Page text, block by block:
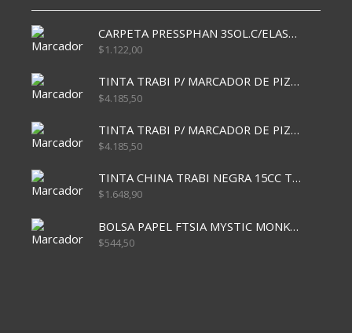
CARPETA PRESSPHAN 3SOL.C/ELAST MARRON A4 P01A
$1.122,00
TINTA TRABI P/ MARCADOR DE PIZARRA x30ml AZUL
$4.185,50
TINTA TRABI P/ MARCADOR DE PIZARRA x30ml ROJO
$4.185,50
TINTA CHINA TRABI NEGRA 15CC TR3460
$1.648,90
BOLSA PAPEL FTSIA MYSTIC MONKEY 14/08/20
$544,50